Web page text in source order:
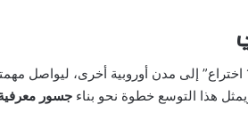
علوم الحضارة الإسلامية | من المتوقع أن ينتقل معرض “1001 اختراع” إلى مدن
هذا التوسع خطوة نحو بناء جسور